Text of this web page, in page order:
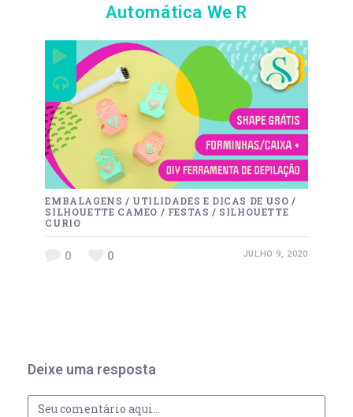
Automática We R
EMBALAGENS / UTILIDADES E DICAS DE USO /
SILHOUETTE CAMEO / FESTAS / SILHOUETTE
CURIO
0 0 JULHO 9, 2020
Deixe uma resposta